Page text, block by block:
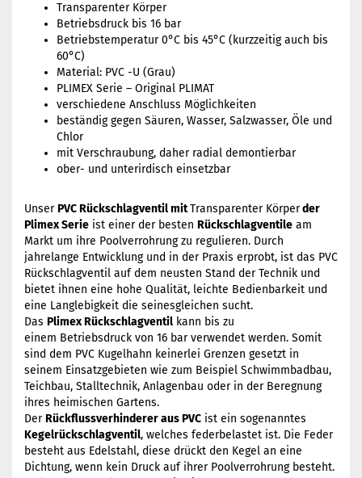
Transparenter Körper
Betriebsdruck bis 16 bar
Betriebstemperatur 0°C bis 45°C (kurzzeitig auch bis
60°C)
Material: PVC -U (Grau)
PLIMEX Serie – Original PLIMAT
verschiedene Anschluss Möglichkeiten
beständig gegen Säuren, Wasser, Salzwasser, Öle und
Chlor
mit Verschraubung, daher radial demontierbar
ober- und unterirdisch einsetzbar
UnserPVC Rückschlagventil mitTransparenter Körperder
Plimex Serie ist einer der besten Rückschlagventile am
Markt um ihre Poolverrohrung zu regulieren. Durch
jahrelange Entwicklung und in der Praxis erprobt, ist das PVC
Rückschlagventil auf dem neusten Stand der Technik und
bietet ihnen eine hohe Qualität, leichte Bedienbarkeit und
eine Langlebigkeit die seinesgleichen sucht.
Das Plimex Rückschlagventil kann bis zu
einem Betriebsdruck von 16 bar verwendet werden. Somit
sind dem PVC Kugelhahn keinerlei Grenzen gesetzt in
seinem Einsatzgebieten wie zum Beispiel Schwimmbadbau,
Teichbau, Stalltechnik, Anlagenbau oder in der Beregnung
ihres heimischen Gartens.
DerRückflussverhinderer aus PVC ist ein sogenanntes
Kegelrückschlagventil, welches federbelastet ist. Die Feder
besteht aus Edelstahl, diese drückt den Kegel an eine
Dichtung, wenn kein Druck auf ihrer Poolverrohrung besteht.